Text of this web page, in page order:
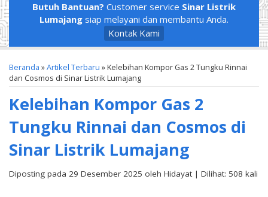
Butuh Bantuan? Customer service Sinar Listrik
Lumajang siap melayani dan membantu Anda.
Kontak Kami
Beranda »Artikel Terbaru » Kelebihan Kompor Gas 2 Tungku Rinnai
dan Cosmos di Sinar Listrik Lumajang
Kelebihan Kompor Gas 2
Tungku Rinnai dan Cosmos di
Sinar Listrik Lumajang
Diposting pada 29 Desember 2025 oleh Hidayat | Dilihat: 508 kali